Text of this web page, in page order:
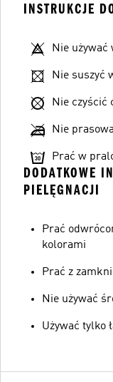
INSTRUKCJE
Nie używać
Nie suszyć
Nie czyścić
Nie
Prać w
DODATKOWE
PIELĘGNACJI
Prać
kolorami
Prać z
Nie używać
Używać tylko